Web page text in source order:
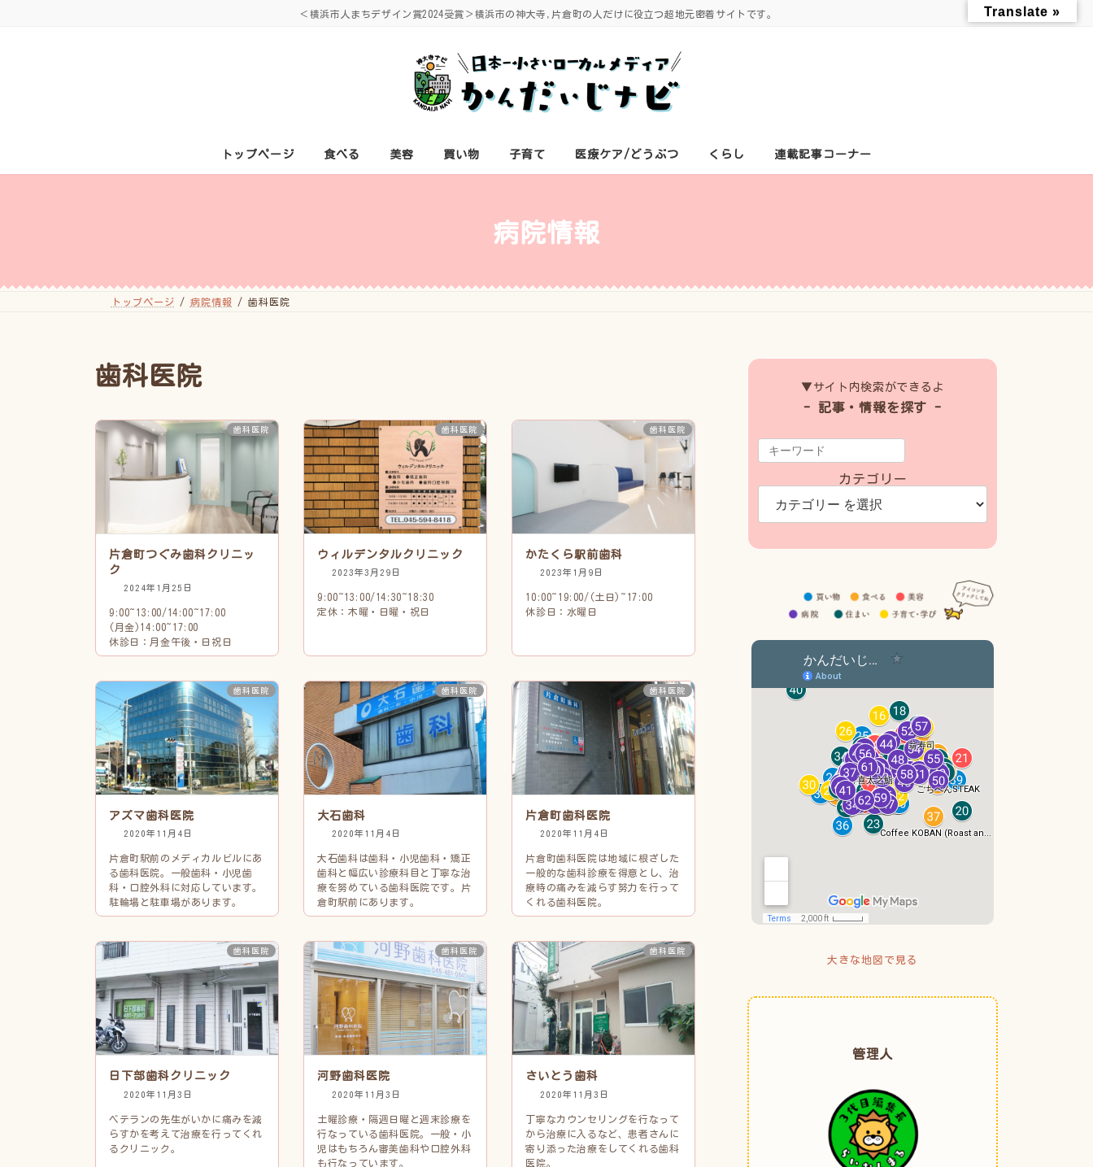
＜横浜市人まちデザイン賞2024受賞＞横浜市の神大寺,片倉町の人だけに役立つ超地元密着サイトです。
トップページ 食べる 美容 買い物 子育て 医療ケア/どうぶつ くらし 連載記事コーナー
病院情報
トップページ 病院情報 歯科医院
歯科医院
歯科医院
片倉町つぐみ歯科クリニッ
ク
2024年1月25日
9:00~13:00/14:00~17:00
(月金)14:00~17:00
休診日：月金午後・日祝日
歯科医院
ウィルデンタルクリニック
2023年3月29日
9:00~13:00/14:30~18:30
定休：木曜・日曜・祝日
歯科医院
かたくら駅前歯科
2023年1月9日
10:00~19:00/(土日)~17:00
休診日：水曜日
歯科医院
アズマ歯科医院
2020年11月4日
片倉町駅前のメディカルビルにあ
る歯科医院。一般歯科・小児歯
科・口腔外科に対応しています。
駐輪場と駐車場があります。
歯科医院
大石歯科
2020年11月4日
大石歯科は歯科・小児歯科・矯正
歯科と幅広い診療科目と丁寧な治
療を努めている歯科医院です。片
倉町駅前にあります。
歯科医院
片倉町歯科医院
2020年11月4日
片倉町歯科医院は地域に根ざした
一般的な歯科診療を得意とし、治
療時の痛みを減らす努力を行って
くれる歯科医院。
歯科医院
日下部歯科クリニック
2020年11月3日
ベテランの先生がいかに痛みを減
らすかを考えて治療を行ってくれ
るクリニック。
歯科医院
河野歯科医院
2020年11月3日
土曜診療・隔週日曜と週末診療を
行なっている歯科医院。一般・小
児はもちろん審美歯科や口腔外科
も行なっています。
歯科医院
さいとう歯科
2020年11月3日
丁寧なカウンセリングを行なって
から治療に入るなど、患者さんに
寄り添った治療をしてくれる歯科
医院。
▼サイト内検索ができるよ
- 記事・情報を探す -
カテゴリー
大きな地図で見る
管理人
Translate »